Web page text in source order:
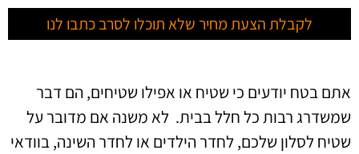
לקבלת הצעת מחיר שלא תוכלו לסרב כתבו לנו
אתם בטח יודעים כי שטיח או אפילו שטיחים, הם דבר
שמשדרג רבות כל חלל בבית. לא משנה אם מדובר על
שטיח לסלון שלכם, לחדר הילדים או לחדר השינה, בוודאי